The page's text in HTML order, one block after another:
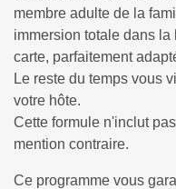
membre adulte de la
immersion totale dans
carte, parfaitement
Le reste du temps vous
votre hôte.
Cette formule n'inclut
mention contraire.
Ce programme vous